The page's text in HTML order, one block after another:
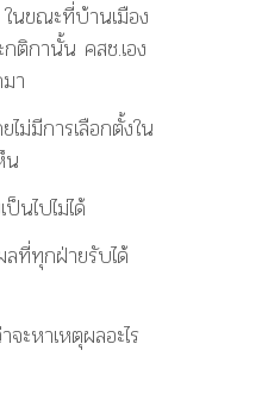
ในขณะที่บ้านเมือง
ติกานั้น คสช.เอง
า
ไม่มีการเลือกตั้งใน
น
ไปไม่ได้
ลที่ทุกฝ่ายรับได้
ะหาเหตุผลอะไร